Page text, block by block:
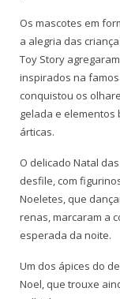
Os mascotes em
a alegria das
Toy Story
inspirados na
conquistou os
gelada e
árticas.
O delicado Natal
desfile, com
Noeletes, que
renas, marcaram a
esperada da noite.
Um dos ápices do
Noel, que trouxe